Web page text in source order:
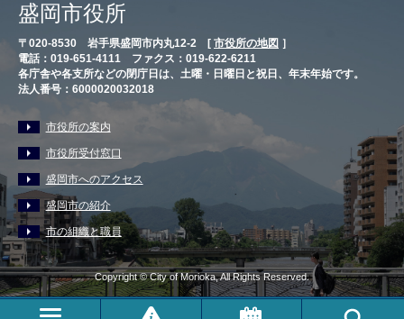
盛岡市役所
〒020-8530 岩手県盛岡市内丸12-2 [ 市役所の地図 ］
電話：019-651-4111 ファクス：019-622-6211
各庁舎や各支所などの閉庁日は、土曜・日曜日と祝日、年末年始です。
法人番号：6000020032018
市役所の案内
市役所受付窓口
盛岡市へのアクセス
盛岡市の紹介
市の組織と職員
Copyright © City of Morioka, All Rights Reserved.